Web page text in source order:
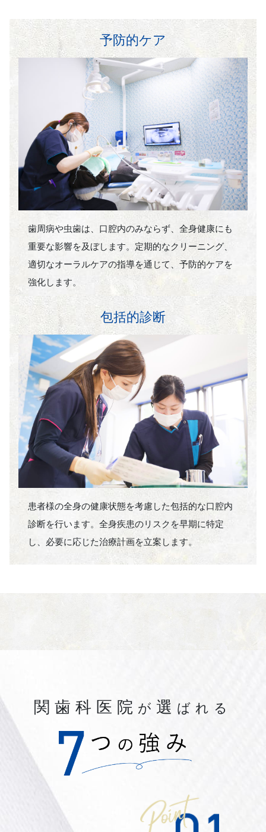
予防的ケア
歯周病や虫歯は、口腔内のみならず、全身健康にも
重要な影響を及ぼします。定期的なクリーニング、
適切なオーラルケアの指導を通じて、予防的ケアを
強化します。
包括的診断
患者様の全身の健康状態を考慮した包括的な口腔内
診断を行います。全身疾患のリスクを早期に特定
し、必要に応じた治療計画を立案します。
関歯科医院 が 選 ばれる